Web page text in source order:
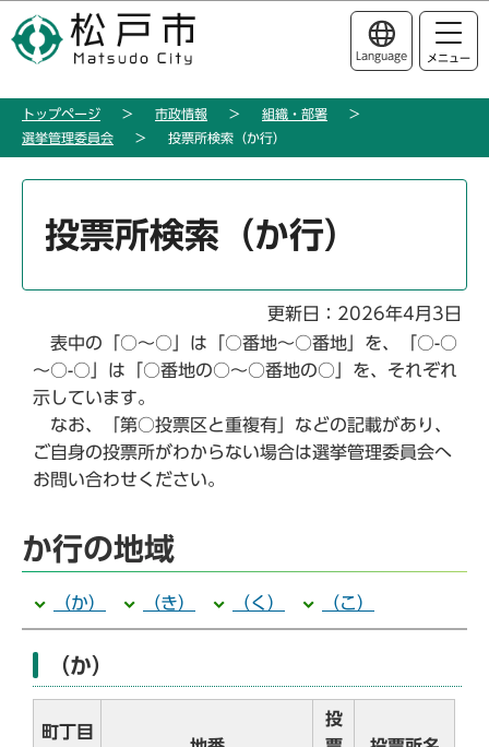
の
ー
このページの本文へ移動
Language メニュー
トップページ 市政情報
組織・部署
選挙管理委員会
投票所検索（か行）
投票所検索（か行）
更新日：2026年4月3日
表中の「○～○」は「○番地～○番地」を、「○-○
～○-○」は「○番地の○～○番地の○」を、それぞれ
示しています。
なお、「第○投票区と重複有」などの記載があり、
ご自身の投票所がわからない場合は選挙管理委員会へ
お問い合わせください。
か行の地域
（か） （き） （く） （こ）
（か）
町丁目
投